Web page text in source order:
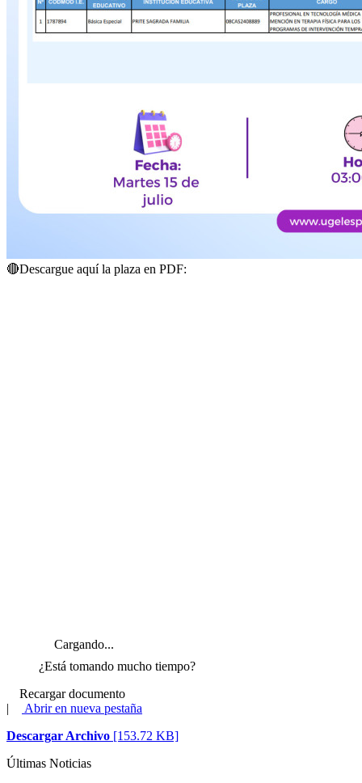
🔴Descargue aquí la plaza en PDF:
Cargando...
¿Está tomando mucho tiempo?
Recargar documento
|
Abrir en nueva pestaña
Descargar Archivo [153.72 KB]
Últimas Noticias